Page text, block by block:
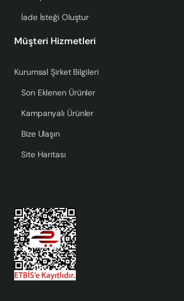
İade İsteği Oluştur
Müşteri Hizmetleri
Kurumsal Şirket Bilgileri
Son Eklenen Ürünler
Kampanyalı Ürünler
Bize Ulaşın
Site Haritası